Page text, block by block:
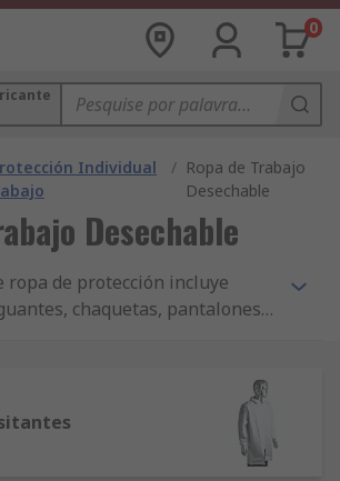
0
Individual
/ Ropa de Trabajo
Desechable
Desechable
ropa de protección incluye
chaquetas, pantalones y
botas con punta de
zapatos de seguridad; ropa de